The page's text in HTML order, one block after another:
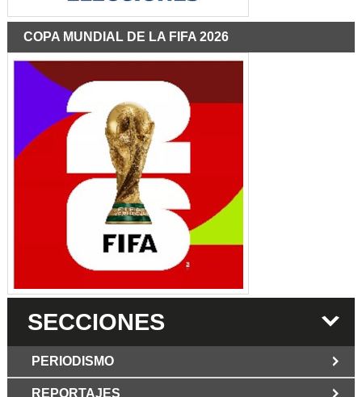
COPA MUNDIAL DE LA FIFA 2026
SECCIONES
PERIODISMO
REPORTAJES